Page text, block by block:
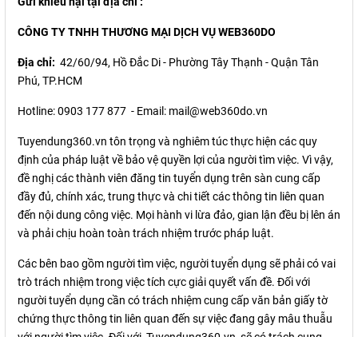
CÔNG TY TNHH THƯƠNG MẠI DỊCH VỤ WEB360DO
Địa chỉ: 42/60/94, Hồ Đắc Di - Phường Tây Thạnh - Quận Tân
Phú, TP.HCM
Hotline: 0903 177 877 - Email: mail@web360do.vn
Tuyendung360.vn tôn trọng và nghiêm túc thực hiện các quy
định của pháp luật về bảo vệ quyền lợi của người tìm việc. Vì vậy,
đề nghị các thành viên đăng tin tuyển dụng trên sàn cung cấp
đầy đủ, chính xác, trung thực và chi tiết các thông tin liên quan
đến nội dung công việc. Mọi hành vi lừa đảo, gian lận đều bị lên án
và phải chịu hoàn toàn trách nhiệm trước pháp luật.
Các bên bao gồm người tìm việc, người tuyển dụng sẽ phải có vai
trò trách nhiệm trong việc tích cực giải quyết vấn đề. Đối với
người tuyển dụng cần có trách nhiệm cung cấp văn bản giấy tờ
chứng thực thông tin liên quan đến sự việc đang gây mâu thuẫu